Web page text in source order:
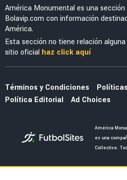
EXAMERICANISTAS
Dos examericanistas se
Sudamérica